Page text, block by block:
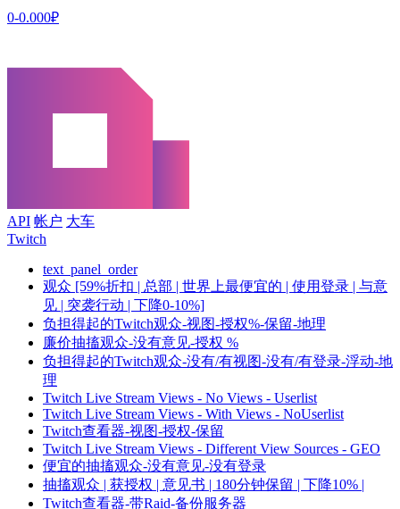
0-0.000₽
API 帐户 大车
Twitch
text_panel_order
观众 [59%折扣 | 总部 | 世界上最便宜的 | 使用登录 | 与意
见 | 突袭行动 | 下降0-10%]
负担得起的Twitch观众-视图-授权%-保留-地理
廉价抽搐观众-没有意见-授权 %
负担得起的Twitch观众-没有/有视图-没有/有登录-浮动-地
理
Twitch Live Stream Views - No Views - Userlist
Twitch Live Stream Views - With Views - NoUserlist
Twitch查看器-视图-授权-保留
Twitch Live Stream Views - Different View Sources - GEO
便宜的抽搐观众-没有意见-没有登录
抽搐观众 | 获授权 | 意见书 | 180分钟保留 | 下降10% |
Twitch查看器-带Raid-备份服务器